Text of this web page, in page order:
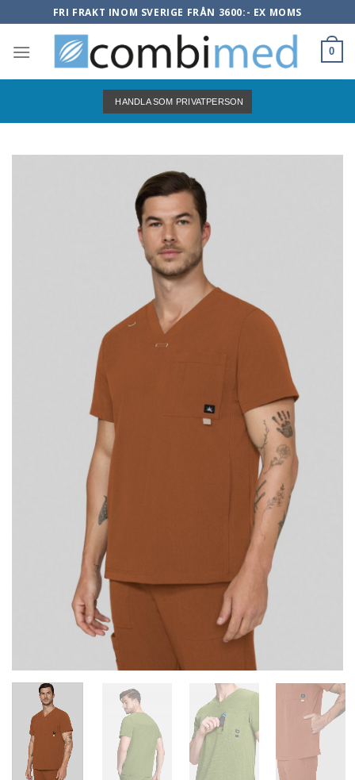
to
content
FRI FRAKT INOM SVERIGE FRÅN 3600:- EX MOMS
0
HANDLA SOM PRIVATPERSON